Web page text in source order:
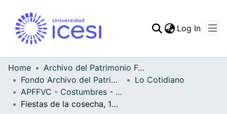
Statistics
Log In
Home
Archivo del Patrimonio Fotográfico y Fílmico del Valle del Cauca
Fondo Archivo del Patrimonio Fotográfico y Fílmico del Valle del Cauca
Lo Cotidiano
APFFVC - Costumbres - Patrimonial
Fiestas de la cosecha, 1956